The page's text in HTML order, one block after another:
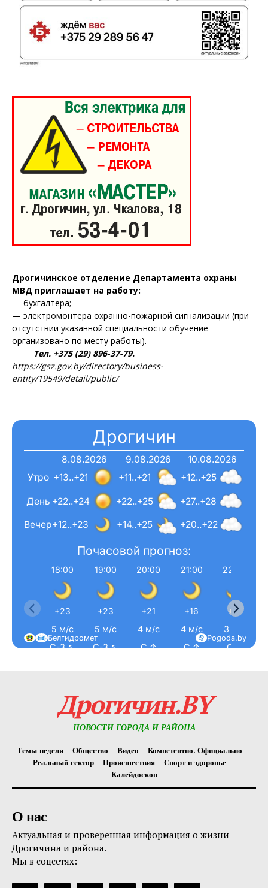
Редакция "ДВ"
Правила использования материалов
Электронные обращения
Дрогичинское отделение Департамента охраны
МВД приглашает на работу:
— бухгалтера;
— электромонтера охранно-пожарной сигнализации (при
отсутствии указанной специальности обучение
организовано по месту работы).
Тел. +375 (29) 896-37-79.
https://gsz.gov.by/directory/business-
entity/19549/detail/public/
Дрогичин
8.08.2026
+13..+21
+22..+24
+12..+23
9.08.2026
+11..+21
+22..+25
+14..+25
10.08.2026
+12..+25
+27..+28
+20..+22
Вечер
День
Утро
Почасовой прогноз:
18:00
+23
5 м/с
С-З ↖
19:00
+23
5 м/с
С-З ↖
20:00
+21
4 м/с
С ↑
21:00
+16
4 м/с
С ↑
22:00
+15
3 м/с
С ↑
Pogoda.by
Белгидромет
Дрогичин.BY
НОВОСТИ ГОРОДА И РАЙОНА
Темы недели Общество Видео
Компетентно. Официально
Реальный сектор
Происшествия
Спорт и здоровье
Калейдоскоп
О нас
Актуальная и проверенная информация о жизни
Дрогичина и района.
Мы в соцсетях: